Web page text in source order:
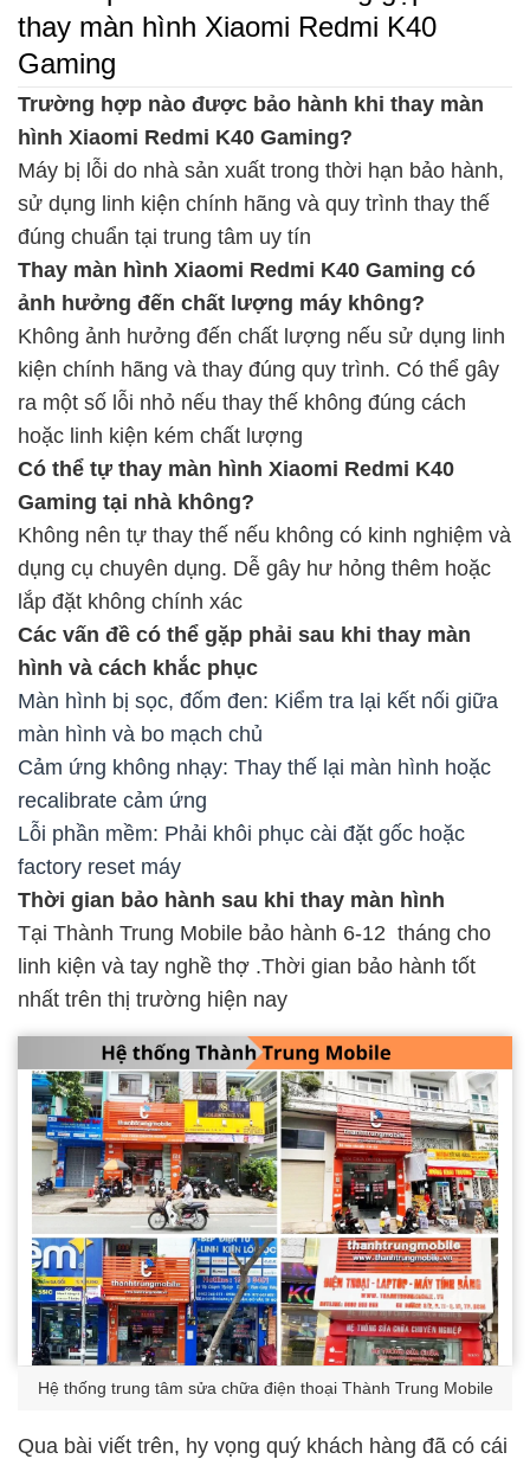
thay màn hình Xiaomi Redmi K40
Gaming
Trường hợp nào được bảo hành khi thay màn
hình Xiaomi Redmi K40 Gaming?
Máy bị lỗi do nhà sản xuất trong thời hạn bảo hành,
sử dụng linh kiện chính hãng và quy trình thay thế
đúng chuẩn tại trung tâm uy tín
Thay màn hình Xiaomi Redmi K40 Gaming có
ảnh hưởng đến chất lượng máy không?
Không ảnh hưởng đến chất lượng nếu sử dụng linh
kiện chính hãng và thay đúng quy trình. Có thể gây
ra một số lỗi nhỏ nếu thay thế không đúng cách
hoặc linh kiện kém chất lượng
Có thể tự thay màn hình Xiaomi Redmi K40
Gaming tại nhà không?
Không nên tự thay thế nếu không có kinh nghiệm và
dụng cụ chuyên dụng. Dễ gây hư hỏng thêm hoặc
lắp đặt không chính xác
Các vấn đề có thể gặp phải sau khi thay màn
hình và cách khắc phục
Màn hình bị sọc, đốm đen: Kiểm tra lại kết nối giữa
màn hình và bo mạch chủ
Cảm ứng không nhạy: Thay thế lại màn hình hoặc
recalibrate cảm ứng
Lỗi phần mềm: Phải khôi phục cài đặt gốc hoặc
factory reset máy
Thời gian bảo hành sau khi thay màn hình
Tại Thành Trung Mobile bảo hành 6-12 tháng cho
linh kiện và tay nghề thợ .Thời gian bảo hành tốt
nhất trên thị trường hiện nay
Hệ thống trung tâm sửa chữa điện thoại Thành Trung Mobile
Qua bài viết trên, hy vọng quý khách hàng đã có cái